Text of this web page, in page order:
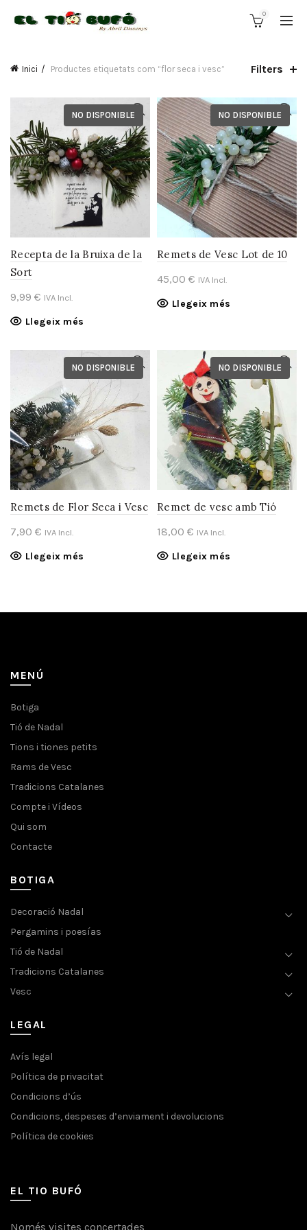
0
Inici Productes etiquetats com “flor seca i vesc” Filters
NO DISPONIBLE
Recepta de la Bruixa de la
Sort
9,99 € IVA Incl.
Llegeix més
NO DISPONIBLE
Remets de Vesc Lot de 10
45,00 € IVA Incl.
Llegeix més
NO DISPONIBLE
Remets de Flor Seca i Vesc
7,90 € IVA Incl.
Llegeix més
NO DISPONIBLE
Remet de vesc amb Tió
18,00 € IVA Incl.
Llegeix més
MENÚ
Botiga
Tió de Nadal
Tions i tiones petits
Rams de Vesc
Tradicions Catalanes
Compte i Vídeos
Qui som
Contacte
BOTIGA
Decoració Nadal
Pergamins i poesías
Tió de Nadal
Tradicions Catalanes
Vesc
LEGAL
Avís legal
Política de privacitat
Condicions d’ús
Condicions, despeses d’enviament i devolucions
Política de cookies
EL TIO BUFÓ
Només visites concertades